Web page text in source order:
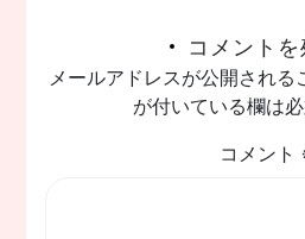
ナ
コメントを
メールアドレスが公開される
が付いている欄は
コメント